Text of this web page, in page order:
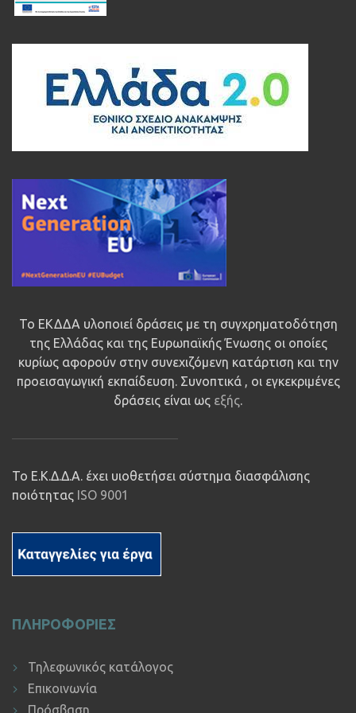
Το ΕΚΔΔΑ υλοποιεί δράσεις με τη συγχρηματοδότηση
της Ελλάδας και της Ευρωπαϊκής Ένωσης οι οποίες
κυρίως αφορούν στην συνεχιζόμενη κατάρτιση και την
προεισαγωγική εκπαίδευση. Συνοπτικά , οι εγκεκριμένες
δράσεις είναι ως εξής.
Το Ε.Κ.Δ.Δ.Α. έχει υιοθετήσει σύστημα διασφάλισης
ποιότητας ISO 9001
ΠΛΗΡΟΦΟΡΙΕΣ
Τηλεφωνικός κατάλογος
Επικοινωνία
Πρόσβαση